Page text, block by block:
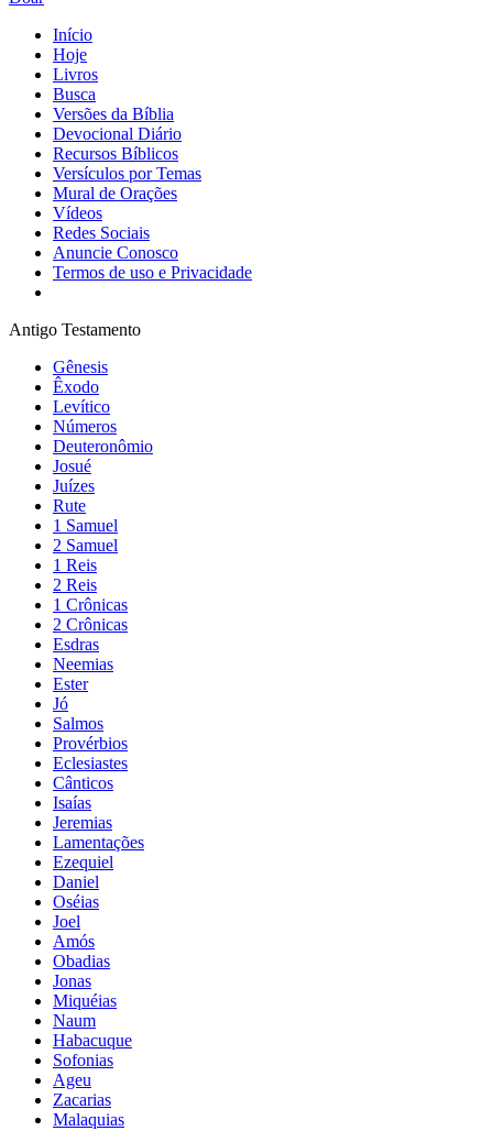
Início
Hoje
Livros
Busca
Versões da Bíblia
Devocional Diário
Recursos Bíblicos
Versículos por Temas
Mural de Orações
Vídeos
Redes Sociais
Anuncie Conosco
Termos de uso e Privacidade
Antigo Testamento
Gênesis
Êxodo
Levítico
Números
Deuteronômio
Josué
Juízes
Rute
1 Samuel
2 Samuel
1 Reis
2 Reis
1 Crônicas
2 Crônicas
Esdras
Neemias
Ester
Jó
Salmos
Provérbios
Eclesiastes
Cânticos
Isaías
Jeremias
Lamentações
Ezequiel
Daniel
Oséias
Joel
Amós
Obadias
Jonas
Miquéias
Naum
Habacuque
Sofonias
Ageu
Zacarias
Malaquias